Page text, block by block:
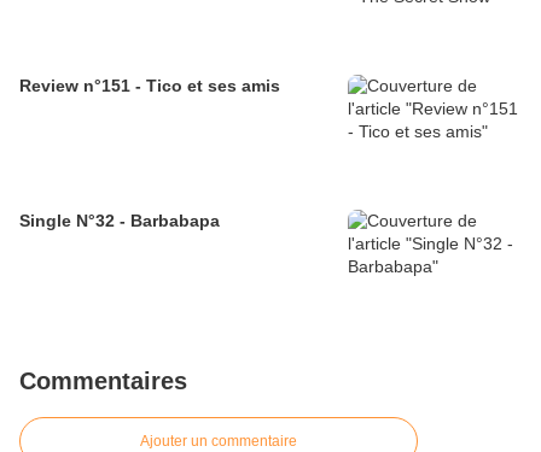
Review n°151 - Tico et ses amis
Single N°32 - Barbabapa
Commentaires
Ajouter un commentaire